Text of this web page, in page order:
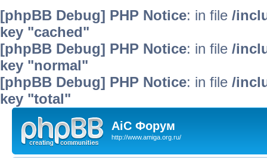
[phpBB Debug] PHP Notice: in file /
key "cached"
[phpBB Debug] PHP Notice: in file /
key "normal"
[phpBB Debug] PHP Notice: in file /
key "total"
AiC Форум
http://www.amiga.org.ru/